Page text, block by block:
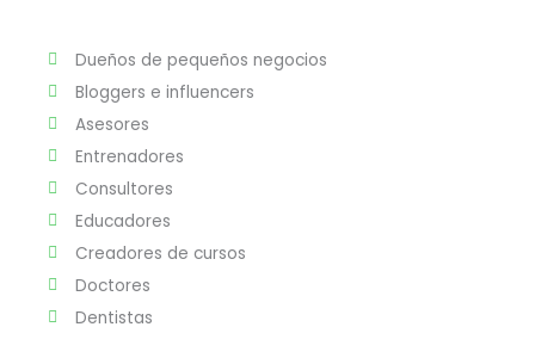
Dueños de pequeños negocios
Bloggers e influencers
Asesores
Entrenadores
Consultores
Educadores
Creadores de cursos
Doctores
Dentistas